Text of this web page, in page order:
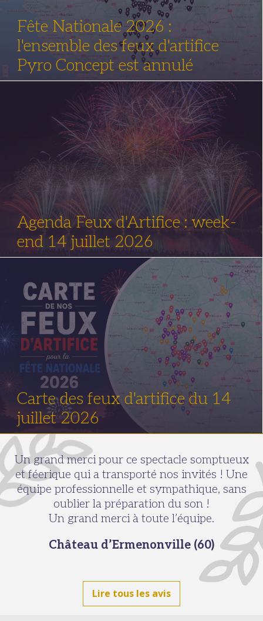
Fête Nationale 2026 :
l'ensemble des feux d'artifice
Pyro Concept est annulé
Agenda Feux d'Artifice : week-
end 14 juillet 2026
Carte des feux d'artifice du 14
juillet 2026
Un grand merci pour ce spectacle somptueux
et féerique qui a transporté nos invités ! Une
équipe professionnelle et sympathique, sans
oublier la préparation du son !
Un grand merci à toute l’équipe.
Château d’Ermenonville (60)
Lire tous les avis